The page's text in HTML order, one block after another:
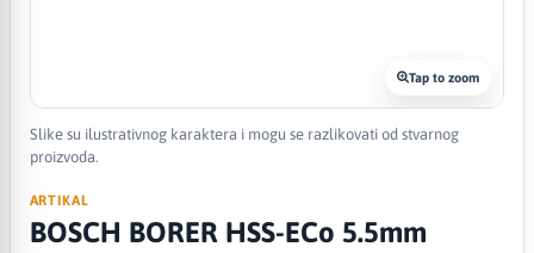
Tap to zoom
Slike su ilustrativnog karaktera i mogu se razlikovati od stvarnog
proizvoda.
ARTIKAL
BOSCH BORER HSS-ECo 5.5mm